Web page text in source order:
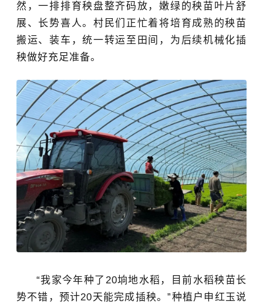
然，一排排育秧盘整齐码放，嫩绿的秧苗叶片舒
展、长势喜人。村民们正忙着 将培育成熟的秧苗
搬运、装车，统一转运至田间，为后续机械化插
秧做好充足准备。
“我家今年种了 20垧地水稻，目前水稻秧苗长
势不错，预计20天能完成插秧。”种植户 申红玉说